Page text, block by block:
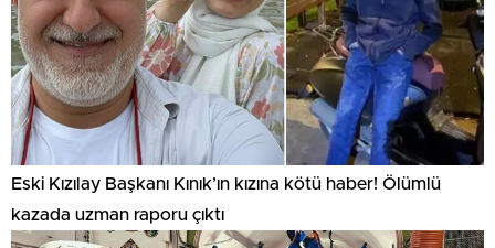
Eski Kızılay Başkanı Kınık’ın kızına kötü haber! Ölümlü
kazada uzman raporu çıktı